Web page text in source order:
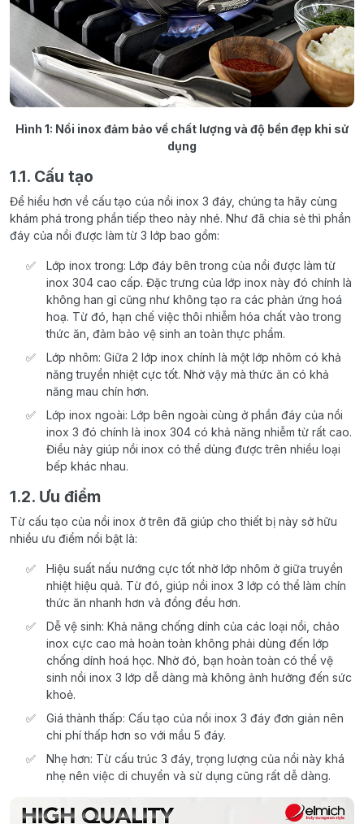
Hình 1: Nồi inox đảm bảo về chất lượng và độ bền đẹp khi sử
dụng
1.1. Cấu tạo
Để hiểu hơn về cấu tạo của nồi inox 3 đáy, chúng ta hãy cùng
khám phá trong phần tiếp theo này nhé. Như đã chia sẻ thì phần
đáy của nồi được làm từ 3 lớp bao gồm:
Lớp inox trong: Lớp đáy bên trong của nồi được làm từ
inox 304 cao cấp. Đặc trưng của lớp inox này đó chính là
không han gỉ cũng như không tạo ra các phản ứng hoá
hoạ. Từ đó, hạn chế việc thôi nhiễm hóa chất vào trong
thức ăn, đảm bảo vệ sinh an toàn thực phẩm.
Lớp nhôm: Giữa 2 lớp inox chính là một lớp nhôm có khả
năng truyền nhiệt cực tốt. Nhờ vậy mà thức ăn có khả
năng mau chín hơn.
Lớp inox ngoài: Lớp bên ngoài cùng ở phần đáy của nồi
inox 3 đó chính là inox 304 có khả năng nhiễm từ rất cao.
Điều này giúp nồi inox có thể dùng được trên nhiều loại
bếp khác nhau.
1.2. Ưu điểm
Từ cấu tạo của nồi inox ở trên đã giúp cho thiết bị này sở hữu
nhiều ưu điểm nổi bật là:
Hiệu suất nấu nướng cực tốt nhờ lớp nhôm ở giữa truyền
nhiệt hiệu quả. Từ đó, giúp nồi inox 3 lớp có thể làm chín
thức ăn nhanh hơn và đồng đều hơn.
Dễ vệ sinh: Khả năng chống dính của các loại nồi, chảo
inox cực cao mà hoàn toàn không phải dùng đến lớp
chống dính hoá học. Nhờ đó, bạn hoàn toàn có thể vệ
sinh nồi inox 3 lớp dễ dàng mà không ảnh hưởng đến sức
khoẻ.
Giá thành thấp: Cấu tạo của nồi inox 3 đáy đơn giản nên
chi phí thấp hơn so với mầu 5 đáy.
Nhẹ hơn: Từ cấu trúc 3 đáy, trọng lượng của nồi này khá
nhẹ nên việc di chuyển và sử dụng cũng rất dễ dàng.